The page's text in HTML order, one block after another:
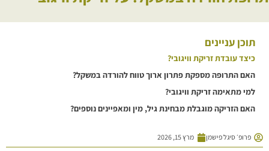
תוכן עניינים
כיצד עובדת זריקת וויגובי?
האם התרופה מספקת פתרון ארוך טווח להורדה במשקל?
למי מתאימה זריקת וויגובי?
האם הזריקה מוגבלת מבחינת גיל, מין ומאפיינים נוספים?
פרופ׳ סיגל פישמן מרץ 15, 2026